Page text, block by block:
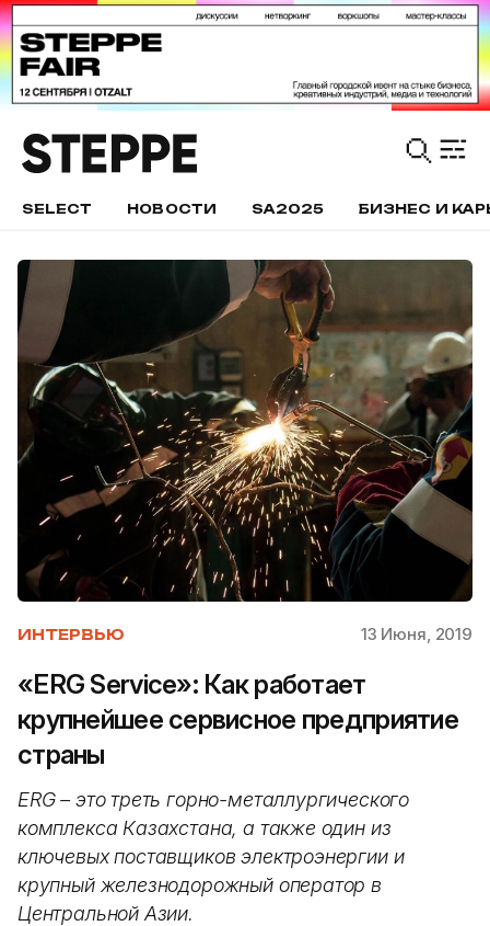
SELECT НОВОСТИ SA2025 БИЗНЕС И
ИНТЕРВЬЮ 13 Июня, 2019
«ERG Service»: Как работает
крупнейшее сервисное предприятие
страны
ERG – это треть горно-металлургического
комплекса Казахстана, а также один из
ключевых поставщиков электроэнергии и
крупный железнодорожный оператор в
Центральной Азии.